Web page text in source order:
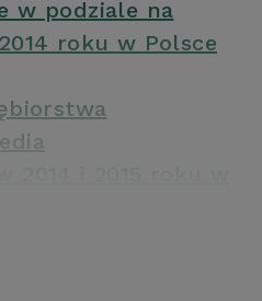
w podziale na
roku w Polsce